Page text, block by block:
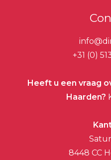
+31 (0)
Heeft u een vraag
Haarden?
8448 CC